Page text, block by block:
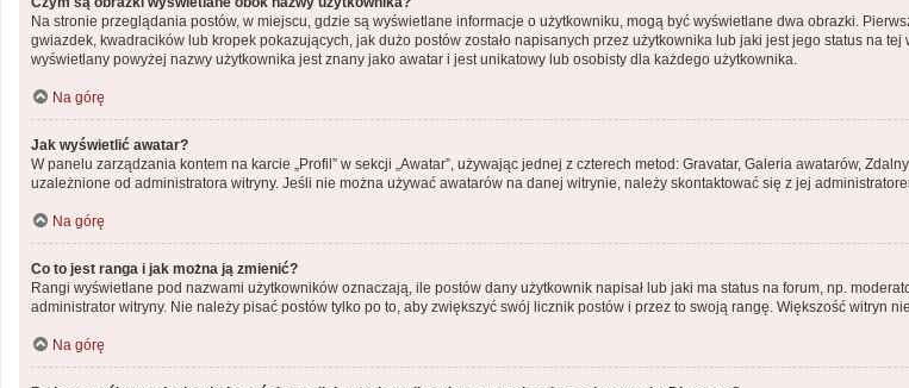
Na stronie przeglądania postów, w miejscu, gdzie są wyświetlane informacje o użytkowniku, mogą być wyświetlane dwa obrazki.
gwiazdek, kwadracików lub kropek pokazujących, jak dużo postów zostało napisanych przez użytkownika lub jaki jest jego status na
wyświetlany powyżej nazwy użytkownika jest znany jako awatar i jest unikatowy lub osobisty dla każdego użytkownika.
Na górę
Jak wyświetlić awatar?
W panelu zarządzania kontem na karcie „Profil” w sekcji „Awatar”, używając jednej z czterech metod: Gravatar, Galeria awatarów,
uzależnione od administratora witryny. Jeśli nie można używać awatarów na danej witrynie, należy skontaktować się z jej
Na górę
Co to jest ranga i jak można ją zmienić?
Rangi wyświetlane pod nazwami użytkowników oznaczają, ile postów dany użytkownik napisał lub jaki ma status na forum, np.
administrator witryny. Nie należy pisać postów tylko po to, aby zwiększyć swój licznik postów i przez to swoją rangę. Większość witryn
Na górę